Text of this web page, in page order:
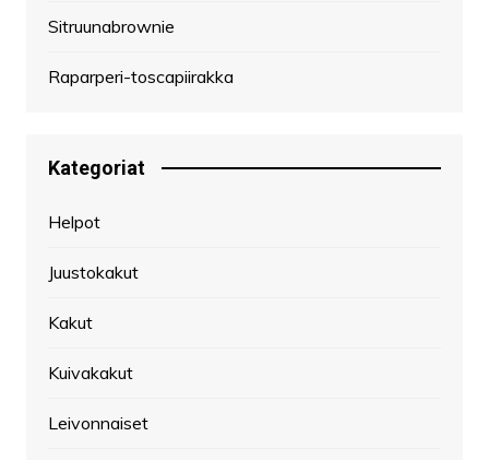
Sitruunabrownie
Raparperi-toscapiirakka
Kategoriat
Helpot
Juustokakut
Kakut
Kuivakakut
Leivonnaiset